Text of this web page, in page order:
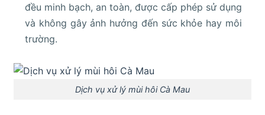
đều minh bạch, an toàn, được cấp phép sử dụng
và không gây ảnh hưởng đến sức khỏe hay môi
trường.
Dịch vụ xử lý mùi hôi Cà Mau